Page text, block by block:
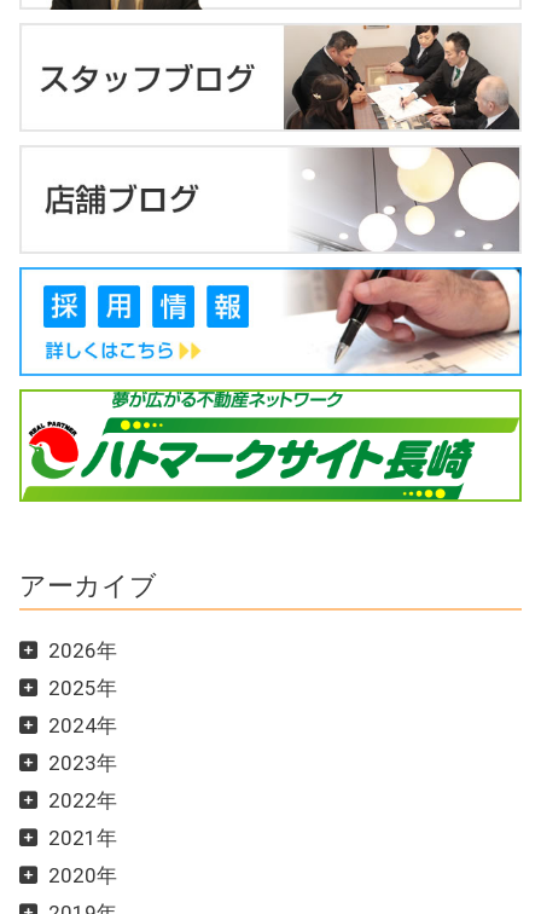
アーカイブ
2026年
2025年
2024年
2023年
2022年
2021年
2020年